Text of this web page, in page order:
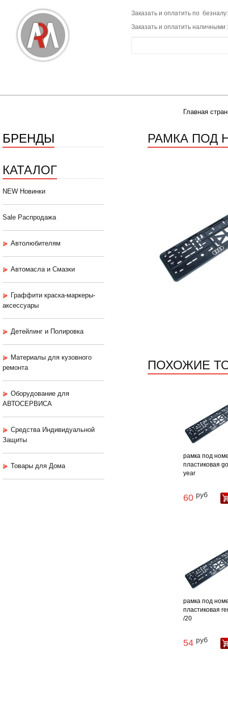
Заказать и оплатить по
Заказать и оплатить наличными
Главная
БРЕНДЫ
КАТАЛОГ
NEW Новинки
Sale Распродажа
Автолюбителям
Автомасла и Смазки
Граффити краска-маркеры-
аксессуары
Детейлинг и Полировка
Материалы для кузовного
ремонта
Оборудование для
АВТОСЕРВИСА
Средства Индивидуальной
Защиты
Товары для Дома
РАМКА ПОД
ПОХОЖИЕ
рамка под
пластиковая
year
60 руб
рамка под
пластиковая
/20
54 руб